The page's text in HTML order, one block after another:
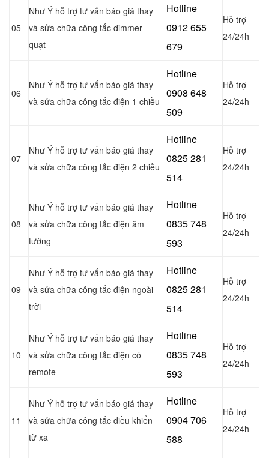
05
Như Ý hỗ trợ tư vấn báo giá thay
và sửa chữa công tắc dimmer
quạt
Hotline
0912 655
679
Hỗ trợ
24/24h
06
Như Ý hỗ trợ tư vấn báo giá thay
và sửa chữa công tắc điện 1 chiều
Hotline
0908 648
509
Hỗ trợ
24/24h
07
Như Ý hỗ trợ tư vấn báo giá thay
và sửa chữa công tắc điện 2 chiều
Hotline
0825 281
514
Hỗ trợ
24/24h
08
Như Ý hỗ trợ tư vấn báo giá thay
và sửa chữa công tắc điện âm
tường
Hotline
0835 748
593
Hỗ trợ
24/24h
09
Như Ý hỗ trợ tư vấn báo giá thay
và sửa chữa công tắc điện ngoài
trời
Hotline
0825 281
514
Hỗ trợ
24/24h
10
Như Ý hỗ trợ tư vấn báo giá thay
và sửa chữa công tắc điện có
remote
Hotline
0835 748
593
Hỗ trợ
24/24h
11
Như Ý hỗ trợ tư vấn báo giá thay
và sửa chữa công tắc điều khiển
từ xa
Hotline
0904 706
588
Hỗ trợ
24/24h